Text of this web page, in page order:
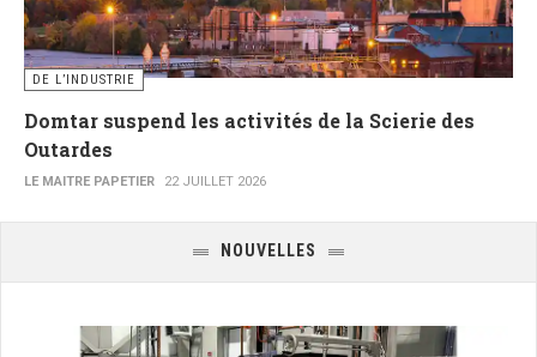
DE L’INDUSTRIE
Domtar suspend les activités de la Scierie des
Outardes
LE MAITRE PAPETIER 22 JUILLET 2026
NOUVELLES